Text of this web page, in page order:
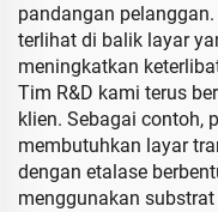
pandangan
terlihat di balik layar
meningkatkan
Tim R&D kami terus
klien. Sebagai contoh,
membutuhkan layar
dengan etalase
menggunakan